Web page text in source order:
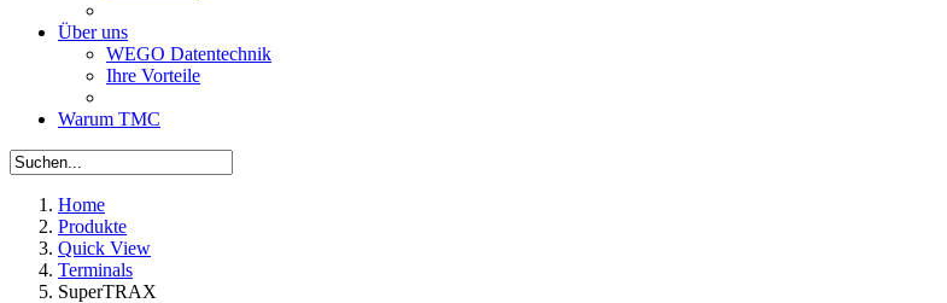
Über uns
WEGO Datentechnik
Ihre Vorteile
Warum TMC
Home
Produkte
Quick View
Terminals
SuperTRAX